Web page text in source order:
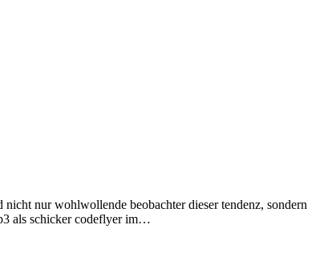
nur wohlwollende beobachter dieser tendenz, sondern
als schicker codeflyer im…